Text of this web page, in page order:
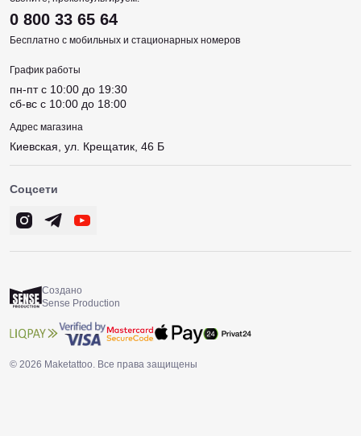
0 800 33 65 64
Бесплатно с мобильных и стационарных номеров
График работы
пн-пт c 10:00 до 19:30
сб-вс c 10:00 до 18:00
Адрес магазина
Киевская, ул. Крещатик, 46 Б
Соцсети
Создано
Sense Production
© 2026 Maketattoo. Все права защищены